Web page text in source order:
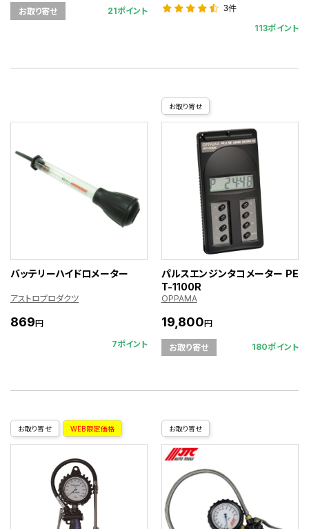
お取り寄せ 21ポイント 3件
113ポイント
バッテリーハイドロメーター
アストロプロダクツ
869円
7ポイント
お取り寄せ
パルスエンジンタコメーター PE
T-1100R
OPPAMA
19,800円
お取り寄せ 180ポイント
お取り寄せ WEB限定価格 お取り寄せ